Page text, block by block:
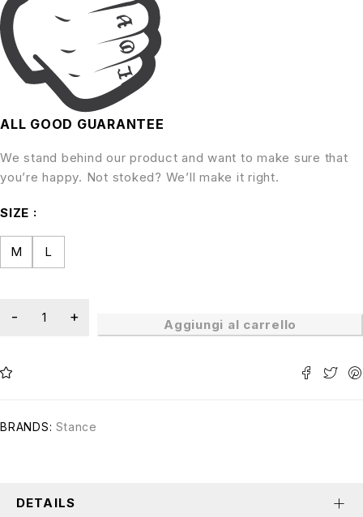
ALL GOOD GUARANTEE
We stand behind our product and want to make sure that
you’re happy. Not stoked? We’ll make it right.
SIZE
M L
Aggiungi al carrello
BRANDS: Stance
DETAILS